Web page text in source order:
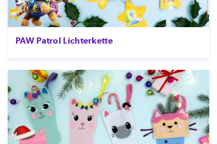
PAW Patrol Lichterkette